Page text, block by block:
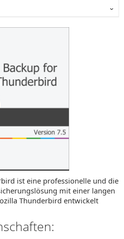
ist eine professionelle und die
mit einer langen
Thunderbird entwickelt